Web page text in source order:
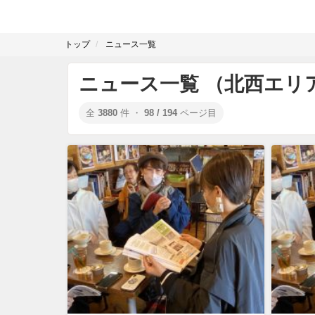
トップ ニュース一覧
ニュース一覧 （北西エリ
全 3880 件 ・ 98 / 194 ページ目